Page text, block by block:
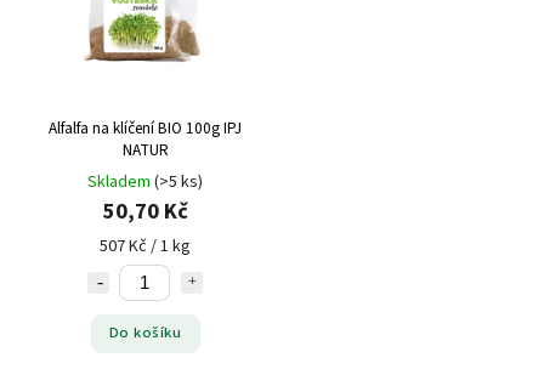
Alfalfa na klíčení BIO 100g IPJ
NATUR
Skladem (>5 ks)
50,70 Kč
507 Kč / 1 kg
Do košíku